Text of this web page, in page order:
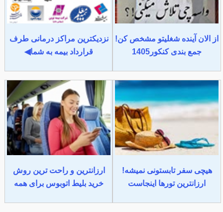
از الان آینده شغلیتو مشخص کن!
جمع بندی کنکور1405
نزدیکترین مراکز درمانی طرف
قرارداد بیمه به شما◀
هیچی سفر تابستونی نمیشه!
ارزانترین تورها اینجاست
ارزانترین و راحت ترین روش
خرید بلیط اتوبوس برای همه